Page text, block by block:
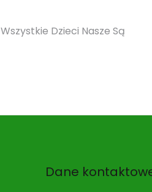
Wszystkie Dzieci Nasze Są
Dane